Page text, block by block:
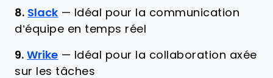
8. Slack — Idéal pour la communication
d’équipe en temps réel
9. Wrike — Idéal pour la collaboration axée
sur les tâches